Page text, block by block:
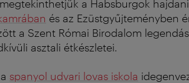
a Habsburgok
és az Ezüstgyűjteményben
a Szent Római Birodalom
asztali étkészletei.
spanyol udvari lovas iskola